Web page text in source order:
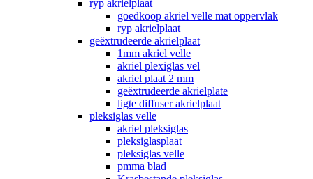
ryp akrielplaat
goedkoop akriel velle mat oppervlak
ryp akrielplaat
geëxtrudeerde akrielplaat
1mm akriel velle
akriel plexiglas vel
akriel plaat 2 mm
geëxtrudeerde akrielplate
ligte diffuser akrielplaat
pleksiglas velle
akriel pleksiglas
pleksiglasplaat
pleksiglas velle
pmma blad